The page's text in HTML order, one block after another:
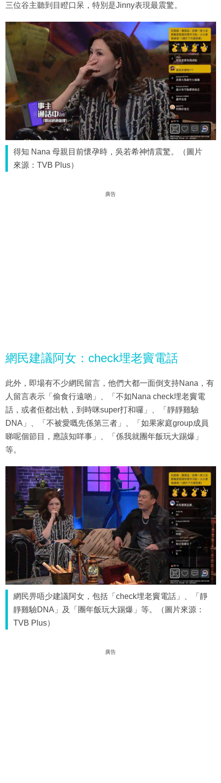
三位谷主聽到目瞪口呆，特別是Jinny表現最震驚。
得知 Nana 母親目前懷孕時，吳若希神情震驚。（圖片
來源：TVB Plus）
廣告
網民建議阿女：check埋老竇電話
此外，即場有不少網民留言，他們大都一面倒支持Nana，有
人留言表示「偷食行遠啲」、「不如Nana check埋老竇電
話，或者佢都出軌，到時咪super打和囉」、「靜靜雞驗
DNA」、「不被愛嘅先係第三者」、「如果家庭group成員
睇呢個節目，應該知咩事」、「係我就團年飯玩大踢爆」
等。
網民畀唔少建議阿女，包括「check埋老竇電話」、「靜
靜雞驗DNA」及「團年飯玩大踢爆」等。（圖片來源：
TVB Plus）
廣告